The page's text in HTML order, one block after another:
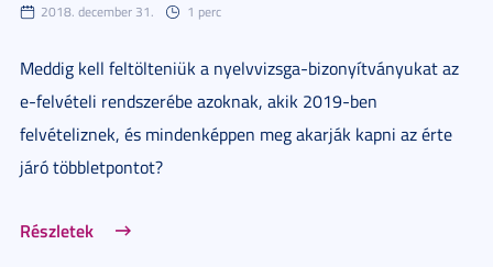
2018. december 31. 1 perc
Meddig kell feltölteniük a nyelvvizsga-bizonyítványukat az
e-felvételi rendszerébe azoknak, akik 2019-ben
felvételiznek, és mindenképpen meg akarják kapni az érte
járó többletpontot?
Részletek